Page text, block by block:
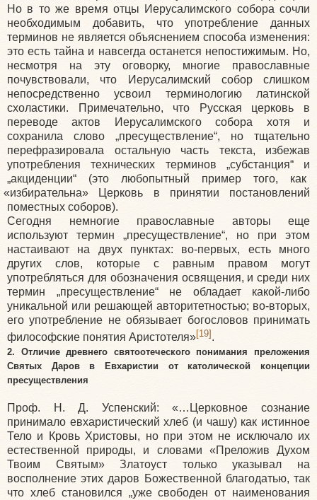
Но в то же время отцы Иерусалимского собора сочли
необходимым добавить, что употребление данных
терминов не является объяснением способа изменения:
это есть тайна и навсегда останется непостижимым. Но,
несмотря на эту оговорку, многие православные
почувствовали, что Иерусалимский собор слишком
непосредственно усвоил терминологию латинской
схоластики. Примечательно, что Русская церковь в
переводе актов Иерусалимского собора хотя и
сохранила слово „пресуществление“, но тщательно
перефразировала остальную часть текста, избежав
употребления технических терминов „субстанция“ и
„акциденции“
(это любопытный пример того, как
«избирательна» Церковь в принятии постановлений
поместных соборов).
Сегодня немногие православные авторы еще
используют термин „пресуществление“, но при этом
настаивают на двух пунктах: во-первых, есть много
других слов, которые с равным правом могут
употребляться для обозначения освящения, и среди них
термин „пресуществление“ не обладает какой-либо
уникальной или решающей авторитетностью; во-вторых,
его употребление не обязывает богословов принимать
философские понятия Аристотеля»[19] .
2. Отличие древнего святоотеческого понимания преложения
Святых Даров в Евхаристии от католической концепции
пресуществления
Проф. Н. Д. Успенский: «…Церковное сознание
принимало евхаристический хлеб (и чашу) как истинное
Тело и Кровь Христовы, но при этом не исключало их
естественной природы, и словами
«Преложив Духом
Твоим Святым» Златоуст только указывал на
восполнение этих даров Божественной благодатью, так
что хлеб становился „уже свободен от наименования